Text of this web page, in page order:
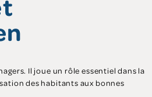
Il joue un rôle essentiel dans la
des habitants aux bonnes